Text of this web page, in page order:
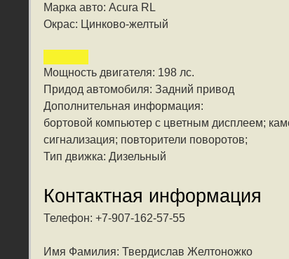
Марка авто: Acura RL
Окрас: Цинково-желтый
Мощность двигателя: 198 лс.
Придод автомобиля: Задний привод
Дополнительная информация:
бортовой компьютер с цветным дисплеем;
сигнализация; повторители поворотов;
Тип движка: Дизельный
Контактная информация
Телефон: +7-907-162-57-55
Имя Фамилия: Твердислав Желтоножко